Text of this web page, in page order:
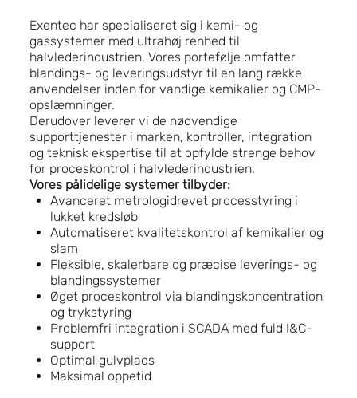
Exentec har specialiseret sig i kemi- og
gassystemer med ultrahøj renhed til
halvlederindustrien. Vores portefølje omfatter
blandings- og leveringsudstyr til en lang række
anvendelser inden for vandige kemikalier og CMP-
opslæmninger.
Derudover leverer vi de nødvendige
supporttjenester i marken, kontroller, integration
og teknisk ekspertise til at opfylde strenge behov
for proceskontrol i halvlederindustrien.
Vores pålidelige systemer tilbyder:
Avanceret metrologidrevet processtyring i
lukket kredsløb
Automatiseret kvalitetskontrol af kemikalier og
slam
Fleksible, skalerbare og præcise leverings- og
blandingssystemer
Øget proceskontrol via blandingskoncentration
og trykstyring
Problemfri integration i SCADA med fuld I&C-
support
Optimal gulvplads
Maksimal oppetid